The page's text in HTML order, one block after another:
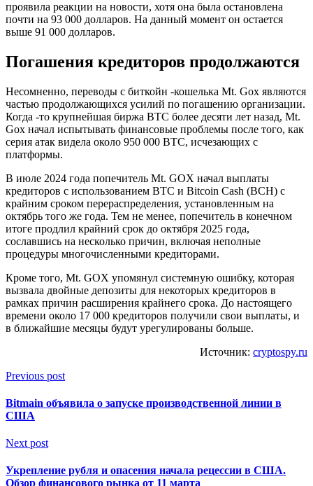
проявила реакции на новости, хотя она была остановлена ​​
почти на 93 000 долларов. На данный момент он остается
выше 91 000 долларов.
Погашения кредиторов продолжаются
Несомненно, переводы с биткойн -кошелька Mt. Gox являются
частью продолжающихся усилий по погашению организации.
Когда -то крупнейшая биржа BTC более десяти лет назад, Mt.
Gox начал испытывать финансовые проблемы после того, как
серия атак видела около 950 000 BTC, исчезающих с
платформы.
В июле 2024 года попечитель Mt. GOX начал выплаты
кредиторов с использованием BTC и Bitcoin Cash (BCH) с
крайним сроком перераспределения, установленным на
октябрь того же года. Тем не менее, попечитель в конечном
итоге продлил крайний срок до октября 2025 года,
сославшись на несколько причин, включая неполные
процедуры многочисленными кредиторами.
Кроме того, Mt. GOX упомянул системную ошибку, которая
вызвала двойные депозиты для некоторых кредиторов в
рамках причин расширения крайнего срока. До настоящего
времени около 17 000 кредиторов получили свои выплаты, и
в ближайшие месяцы будут урегулированы больше.
Источник: cryptospy.ru
Previous post
Bitmain объявила о запуске производственной линии в
США
Next post
Укрепление рубля и опасения начала рецессии в США.
Обзор финансового рынка от 11 марта